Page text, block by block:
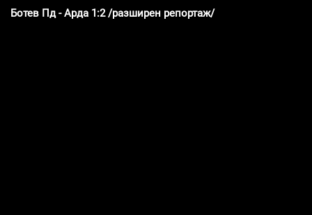
Ботев Пд - Арда 1:2 /разширен репортаж/